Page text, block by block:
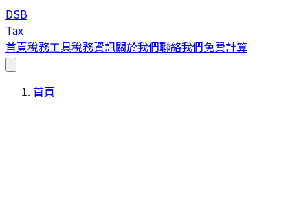
DSB
Tax
首頁稅務工具稅務資訊關於我們聯絡我們免費計算
首頁